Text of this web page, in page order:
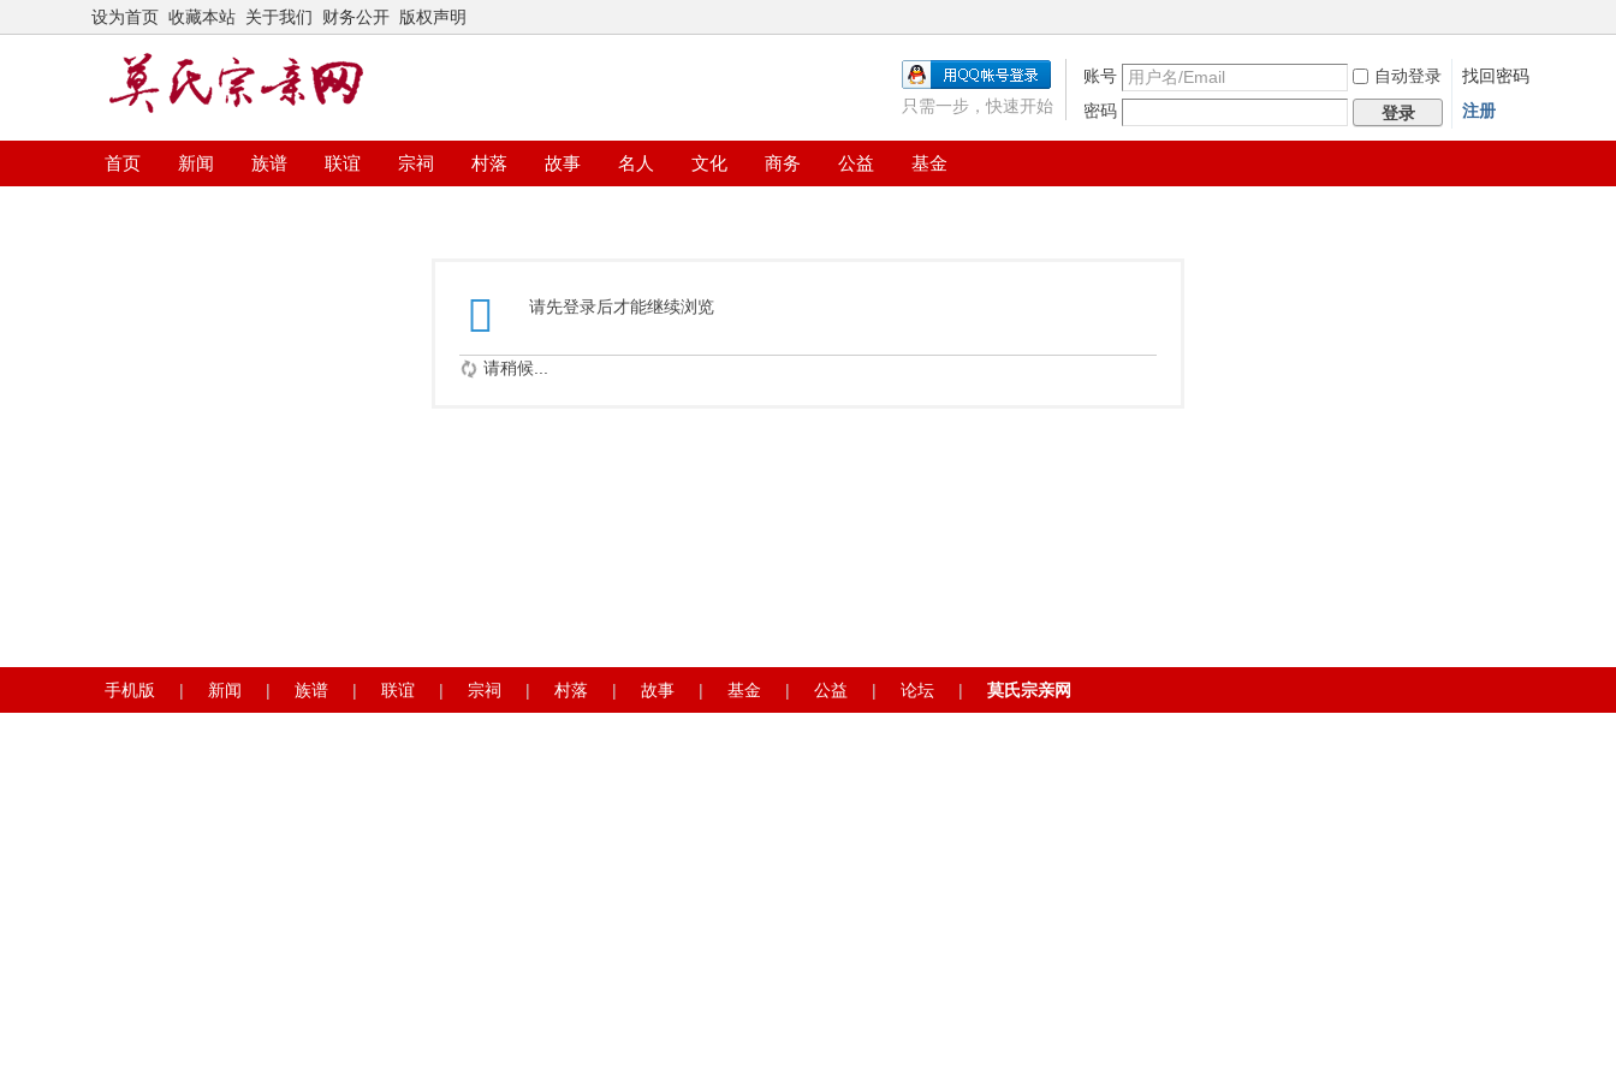
设为首页 收藏本站 关于我们 财务公开 版权声明
账号 自动登录
找回密码
密码
登录 注册
只需一步，快速开始
首页 新闻 族谱 联谊 宗祠 村落 故事 名人 文化 商务 公益 基金
请先登录后才能继续浏览
请稍候...
手机版 | 新闻 | 族谱 | 联谊 | 宗祠 | 村落 | 故事 | 基金 | 公益 | 论坛 | 莫氏宗亲网